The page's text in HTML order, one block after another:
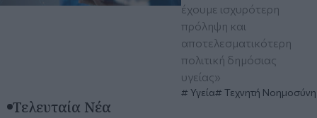
έχουμε ισχυρότερη
πρόληψη και
αποτελεσματικότερη
πολιτική δημόσιας
υγείας»
Υγεία Τεχνητή Νοημοσύνη
Τελευταία Νέα